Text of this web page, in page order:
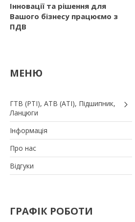
Інновації та рішення для
Вашого бізнесу працюємо з
ПДВ
ГТВ (РТI), АТВ (АТI), Пiдшипник,
Ланцюги
Iнформація
Про нас
Вiдгуки
ГРАФІК РОБОТИ